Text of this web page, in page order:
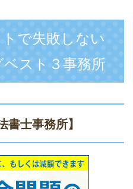
で失敗しない
スト３事務所
書士事務所】